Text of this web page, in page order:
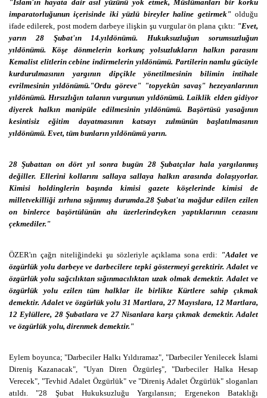
"İslam'ın hayata dair asıl yüzünü yok etmek, Müslümanları bir korku
imparatorluğunun içerisinde iki yüzlü bireyler haline getirmek" olduğu
ifade edilerek, post modern darbeye ilişkin şu vurgular ön plana çıktı: "Evet,
yarın 28 Şubat'ın 14.yıldönümü. Hukuksuzluğun sorumsuzluğun
yıldönümü. Köşe dönmelerin korkunç yolsuzlukların halkın parasını
Kemalist elitlerin cebine indirmelerin yıldönümü. Partilerin namlu gücüyle
kurdurulmasının yargının dipçikle yönetilmesinin bilimin intihale
evrilmesinin yıldönümü."Ordu göreve" "topyekûn savaş" hezeyanlarının
yıldönümü. Hırsızlığın talanın vurgunun yıldönümü. Laiklik elden gidiyor
diyerek halkın manipüle edilmesinin yıldönümü. Başörtüsü yasağının
kesintisiz eğitim dayatmasının katsayı zulmünün başlatılmasının
yıldönümü. Evet, tüm bunların yıldönümü yarın.
28 Şubattan on dört yıl sonra bugün 28 Şubatçılar hala yargılanmış
değiller. Ellerini kollarını sallaya sallaya halkın arasında dolaşıyorlar.
Kimisi holdinglerin başında kimisi gazete köşelerinde kimisi de
milletvekilliği zırhına sığınmış durumda.28 Şubat'ta mağdur edilen ezilen
on binlerce başörtülünün ahı üzerlerindeyken yaptıklarının cezasını
çekmediler."
ÖZER'ın çağrı niteliğindeki şu sözleriyle açıklama sona erdi: "Adalet ve
özgürlük yolu darbeye ve darbecilere tepki göstermeyi gerektirir. Adalet ve
özgürlük yolu sağcılıktan sığınmacılıktan uzak olmak demektir. Adalet ve
özgürlük yolu ezilen tüm halklar ile birlikte Kürtlere sahip çıkmak
demektir. Adalet ve özgürlük yolu 31 Martlara, 27 Mayıslara, 12 Martlara,
12 Eylüllere, 28 Şubatlara ve 27 Nisanlara karşı çıkmak demektir. Adalet
ve özgürlük yolu, direnmek demektir."
Eylem boyunca; "Darbeciler Halkı Yıldıramaz", "Darbeciler Yenilecek İslami
Direniş Kazanacak", "Uyan Diren Özgürleş", "Darbeciler Halka Hesap
Verecek", "Tevhid Adalet Özgürlük" ve "Direniş Adalet Özgürlük" sloganları
atıldı. "28 Şubat Hukuksuzluğu Yargılansın; Ergenekon Bataklığı